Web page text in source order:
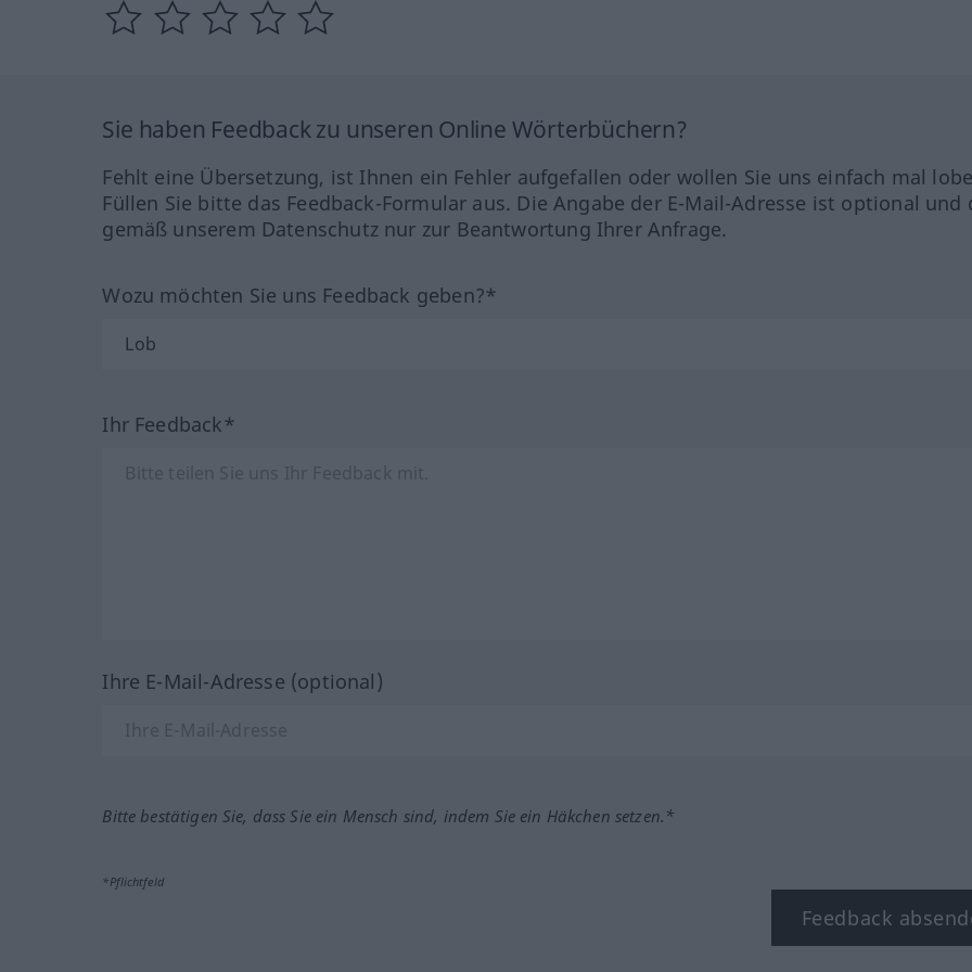
Sie haben Feedback zu unseren Online Wörterbüchern?
Fehlt eine Übersetzung, ist Ihnen ein Fehler aufgefallen oder wollen Sie uns einfach mal
Füllen Sie bitte das Feedback-Formular aus. Die Angabe der E-Mail-Adresse ist optional und
gemäß unserem Datenschutz nur zur Beantwortung Ihrer Anfrage.
Wozu möchten Sie uns Feedback geben?*
Ihr Feedback*
Ihre E-Mail-Adresse (optional)
Bitte bestätigen Sie, dass Sie ein Mensch sind, indem Sie ein Häkchen setzen.*
*Pflichtfeld
Feedback